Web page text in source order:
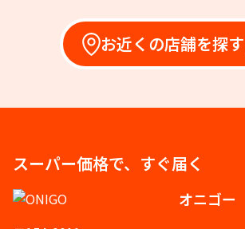
お近くの店舗を探す
スーパー価格で、すぐ届く
オニゴー